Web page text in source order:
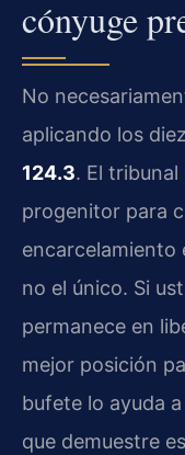
cónyuge
No
aplicando los
124.3. El tribunal
progenitor para
no el único. Si
permanece en
mejor posición
bufete lo ayuda
que demuestre